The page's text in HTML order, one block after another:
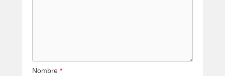
Nombre *